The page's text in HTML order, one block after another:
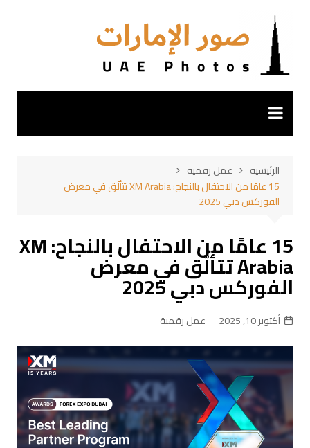
المحتوى
الرئيسية
عمل رقمية
15 عامًا من الاحتفال بالنجاح: XM Arabia تتألّق في معرض
الفوركس دبي 2025
15 عامًا من الاحتفال بالنجاح: XM
Arabia تتألّق في معرض
الفوركس دبي 2025
أكتوبر 10, 2025 عمل رقمية